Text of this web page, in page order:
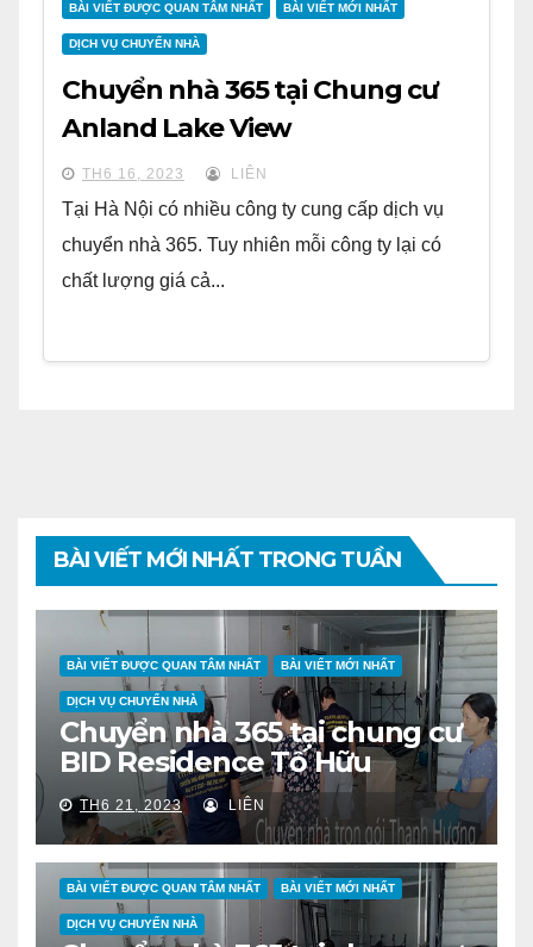
BÀI VIẾT ĐƯỢC QUAN TÂM NHẤT BÀI VIẾT MỚI NHẤT
DỊCH VỤ CHUYỂN NHÀ
Chuyển nhà 365 tại Chung cư
Anland Lake View
TH6 16, 2023 LIÊN
Tại Hà Nội có nhiều công ty cung cấp dịch vụ
chuyển nhà 365. Tuy nhiên mỗi công ty lại có
chất lượng giá cả...
BÀI VIẾT MỚI NHẤT TRONG TUẦN
BÀI VIẾT ĐƯỢC QUAN TÂM NHẤT BÀI VIẾT MỚI NHẤT
DỊCH VỤ CHUYỂN NHÀ
Chuyển nhà 365 tại chung cư
BID Residence Tố Hữu
TH6 21, 2023 LIÊN
BÀI VIẾT ĐƯỢC QUAN TÂM NHẤT BÀI VIẾT MỚI NHẤT
DỊCH VỤ CHUYỂN NHÀ